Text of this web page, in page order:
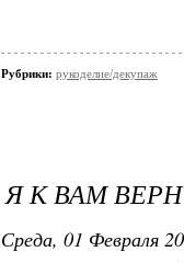
Рубрики: рукоделие/декупаж
Я К ВАМ
Среда, 01 Февраля